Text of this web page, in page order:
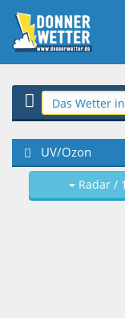
UV/Ozon
Radar /